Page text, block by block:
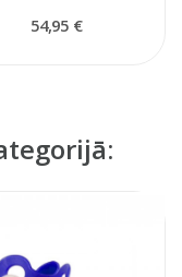
54,95 €